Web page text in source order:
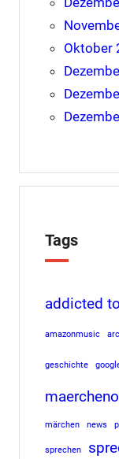
Oktober
Tags
addicted
amazonmusic
geschichte
märchen news
sprechen